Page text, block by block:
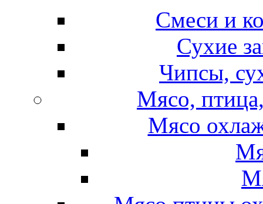
Смеси и
Сухие
Чипсы,
Мясо,
Мясо